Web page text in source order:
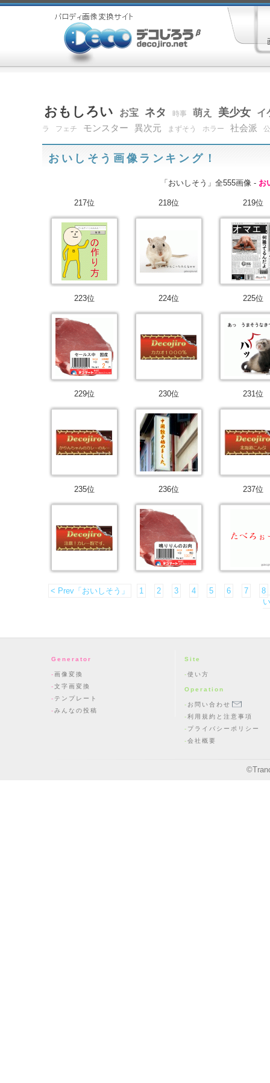
おもしろい お宝 ネタ 時事 萌え 美少女 イ
ラ フェチ モンスター 異次元 まずそう ホラー 社会派
おいしそう画像ランキング！
「おいしそう」全555画像 - お
217位 218位 219位
223位 224位 225位
229位 230位 231位
235位 236位 237位
< Prev「おいしそう」 1 2 3 4 5 6 7
8
Generator
画像変換
文字画変換
テンプレート
みんなの投稿
Site
使い方
Operation
お問い合わせ
利用規約と注意事項
プライバシーポリシー
会社概要
©